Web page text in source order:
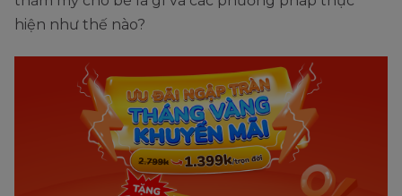
hiện như thế nào?